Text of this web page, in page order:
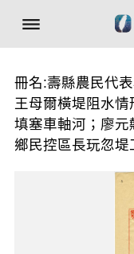
冊名:壽縣農民代
王母爾橫堤阻水
填塞車軸河；廖
鄉民控區長玩忽堤